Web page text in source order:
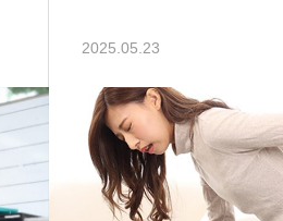
2025.05.23